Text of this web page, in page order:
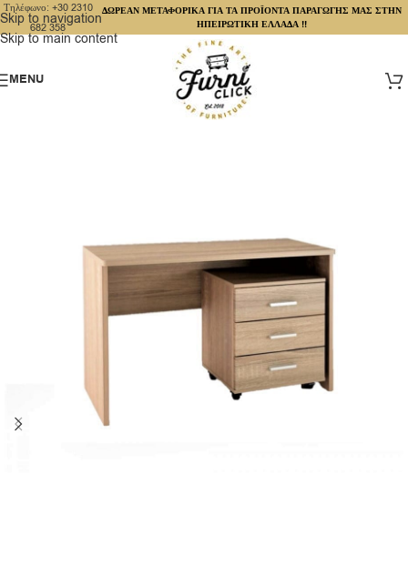
Skip to navigation
Skip to main content
Τηλέφωνο: +30 2310
682 358
ΔΩΡΕΑΝ ΜΕΤΑΦΟΡΙΚΑ ΓΙΑ ΤΑ ΠΡΟΪΟΝΤΑ ΠΑΡΑΓΩΓΗΣ ΜΑΣ ΣΤΗΝ
ΗΠΕΙΡΩΤΙΚΗ ΕΛΛΑΔΑ !!
MENU